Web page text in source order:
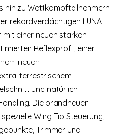
hin zu Wettkampfteilnehmern
rekordverdächtigen LUNA
mit einer neuen starken
Reflexprofil, einer
neuen
terrestrischem
und natürlich
Die brandneuen
Wing Tip Steuerung,
Trimmer und